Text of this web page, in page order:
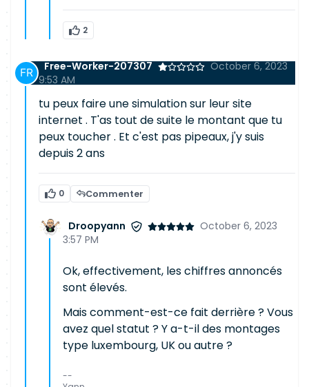
2
Free-Worker-207307
October 6, 2023
9:53 AM
tu peux faire une simulation sur leur site
internet . T'as tout de suite le montant que tu
peux toucher . Et c'est pas pipeaux, j'y suis
depuis 2 ans
0 Commenter
Droopyann
October 6, 2023
3:57 PM
Ok, effectivement, les chiffres annoncés
sont élevés.
Mais comment-est-ce fait derrière ? Vous
avez quel statut ? Y a-t-il des montages
type luxembourg, UK ou autre ?
--